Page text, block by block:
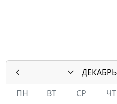
ДЕКАБРЬ
ПН
ВТ СР ЧТ